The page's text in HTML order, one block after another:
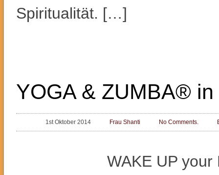
Spiritualität. […]
YOGA & ZUMBA®
1st Oktober 2014 Frau Shanti No Comments.
WAKE UP your